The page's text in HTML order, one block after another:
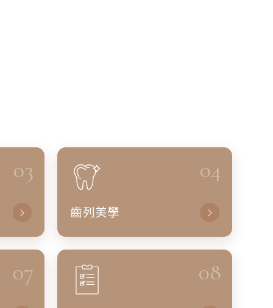
03 04
齒列美學
07 08